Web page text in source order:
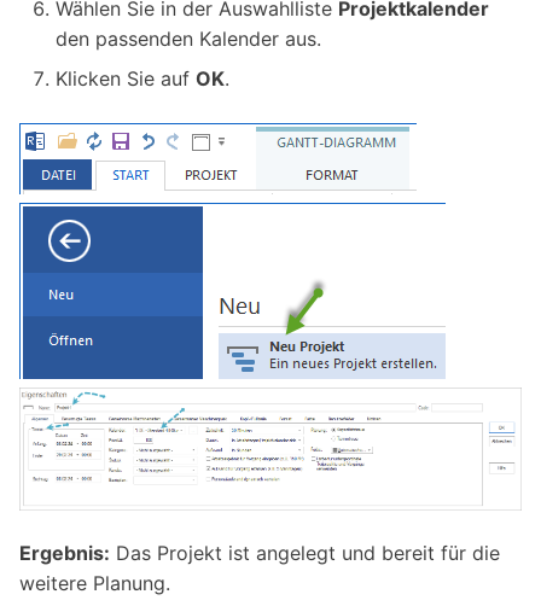
Wählen Sie in der Auswahlliste Projektkalender
den passenden Kalender aus.
Klicken Sie auf OK.
Ergebnis: Das Projekt ist angelegt und bereit für die
weitere Planung.